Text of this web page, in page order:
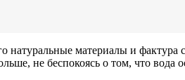
натуральные материалы и
не беспокоясь о том, что вода